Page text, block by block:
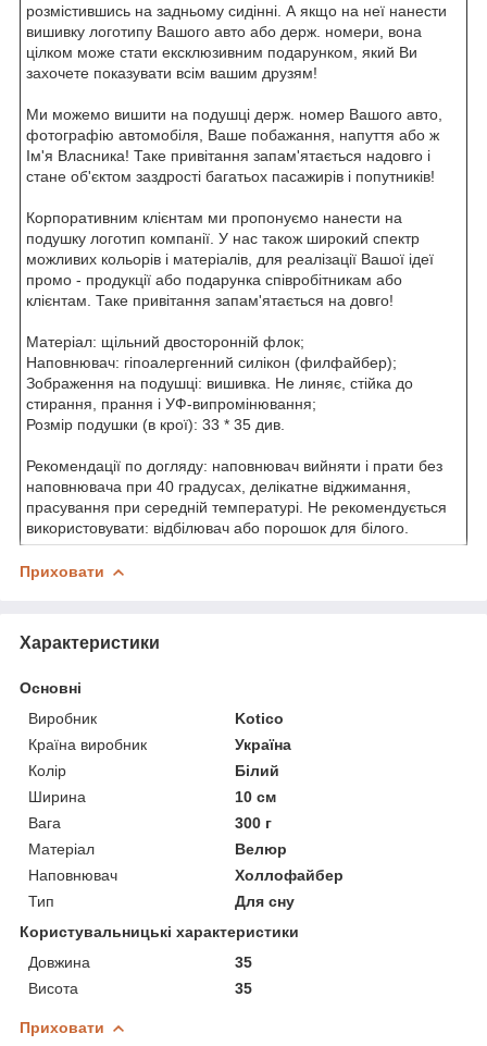
розмістившись на задньому сидінні. А якщо на неї нанести
вишивку логотипу Вашого авто або держ. номери, вона
цілком може стати ексклюзивним подарунком, який Ви
захочете показувати всім вашим друзям!
Ми можемо вишити на подушці держ. номер Вашого авто,
фотографію автомобіля, Ваше побажання, напуття або ж
Ім'я Власника! Таке привітання запам'ятається надовго і
стане об'єктом заздрості багатьох пасажирів і попутників!
Корпоративним клієнтам ми пропонуємо нанести на
подушку логотип компанії. У нас також широкий спектр
можливих кольорів і матеріалів, для реалізації Вашої ідеї
промо - продукції або подарунка співробітникам або
клієнтам. Таке привітання запам'ятається на довго!
Матеріал: щільний двосторонній флок;
Наповнювач: гіпоалергенний силікон (филфайбер);
Зображення на подушці: вишивка. Не линяє, стійка до
стирання, прання і УФ-випромінювання;
Розмір подушки (в крої): 33 * 35 див.
Рекомендації по догляду: наповнювач вийняти і прати без
наповнювача при 40 градусах, делікатне віджимання,
прасування при середній температурі. Не рекомендується
використовувати: відбілювач або порошок для білого.
Приховати
Характеристики
Основні
Виробник
Kotico
Країна виробник
Україна
Колір
Білий
Ширина
10 см
Вага
300 г
Матеріал
Велюр
Наповнювач
Холлофайбер
Тип
Для сну
Користувальницькі характеристики
Довжина
35
Висота
35
Приховати